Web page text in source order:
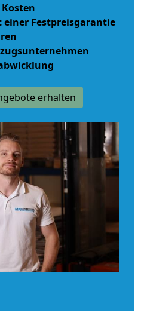
Festpreisgarantie
erhalten